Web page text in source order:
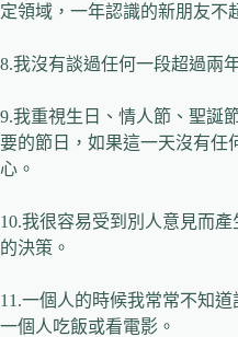
定領域，一年認識的新朋友不
8.我沒有談過任何一段超過兩
9.我重視生日、情人節、聖誕
要的節日，如果這一天沒有任
心。
10.我很容易受到別人意見而
的決策。
11.一個人的時候我常常不知
一個人吃飯或看電影。